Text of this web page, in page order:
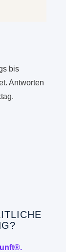
bis
Antworten